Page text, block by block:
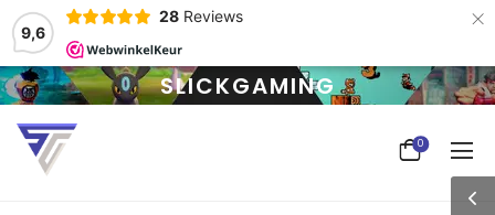
9,6
28 Reviews ×
SLICKGAMING
0